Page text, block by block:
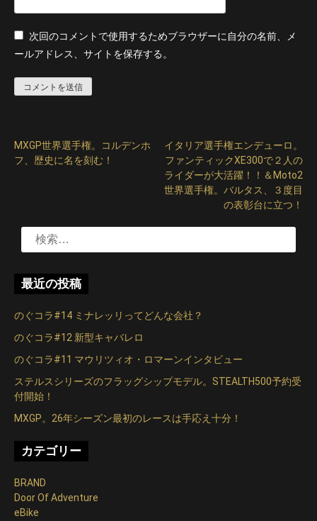
次回のコメントで使用するためブラウザーに自分の名前、メ
ールアドレス、サイトを保存する。
投
ビ
ゲ
ー
ョ
ン
イタリア選手権エンデューロ。
ファンティックXE300で２人の
ライダーが大活躍！！＆Moto2
世界選手権。バルタス、３度目
の表彰台に立つ！
MXGP世界選手権。コルデンホ
フ、歴史に名を刻む！
検
索:
最近の投稿
のぐコラ#14 ミナレッリってどんな会社？
のぐコラ#12 新型キャバレロ
のぐコラ#11 マウリツィオ・ロマーンインタビュー
ステルスシリーズのフラッグシップモデル。STEALTH500予約受
付開始！
MXGP。26年シーズン最初のレースは手応え十分！
カテゴリー
BRAND
Door Of Adventure
eBike